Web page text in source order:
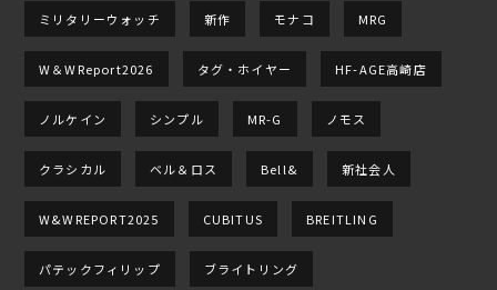
ミリタリーウォッチ 新作 モナコ MRG
W＆WReport2026 タグ・ホイヤー HF-AGE高崎店
ノルケイン シンプル MR-G ノモス
クラシカル ベル＆ロス Bell& 新社会人
W&WREPORT2025 CUBITUS BREITLING
パテックフィリップ ブライトリング